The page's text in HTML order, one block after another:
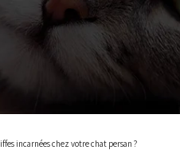
incarnées chez votre chat persan ?